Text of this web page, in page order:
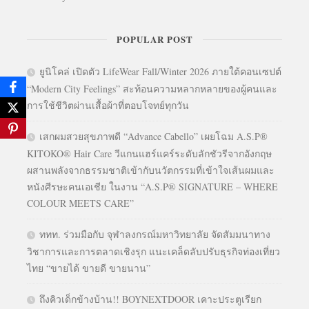
POPULAR POST
ยูนิโคล่ เปิดตัว LifeWear Fall/Winter 2026 ภายใต้คอนเซปต์
“Modern City Feelings” สะท้อนความหลากหลายของผู้คนและ
การใช้ชีวิตผ่านเสื้อผ้าที่ตอบโจทย์ทุกวัน
เสกผมสวยสุขภาพดี “Advance Cabello” เผยโฉม A.S.P®
KITOKO® Hair Care วีแกนแฮร์แคร์ระดับลักชัวรีจากอังกฤษ
ผสานพลังจากธรรมชาติเข้ากับนวัตกรรมที่เข้าใจเส้นผมและ
หนังศีรษะคนเอเชีย ในงาน “A.S.P® SIGNATURE – WHERE
COLOUR MEETS CARE”
ททท. ร่วมมือกับ จุฬาลงกรณ์มหาวิทยาลัย จัดสัมมนาทาง
วิชาการและการตลาดเชิงรุก แนะเคล็ดลับปรับธุรกิจท่องเที่ยว
ไทย “ขายได้ ขายดี ขายนาน”
ถึงคิวเด็กข้างบ้าน!! BOYNEXTDOOR เคาะประตูเรียก